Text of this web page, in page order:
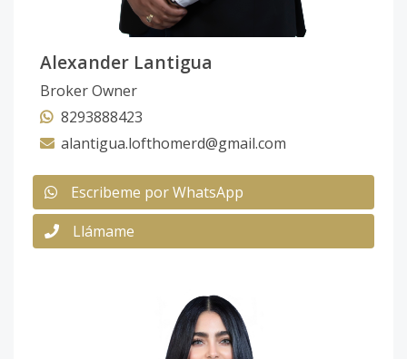
Alexander Lantigua
Broker Owner
8293888423
alantigua.lofthomerd@gmail.com
Escribeme por WhatsApp
Llámame